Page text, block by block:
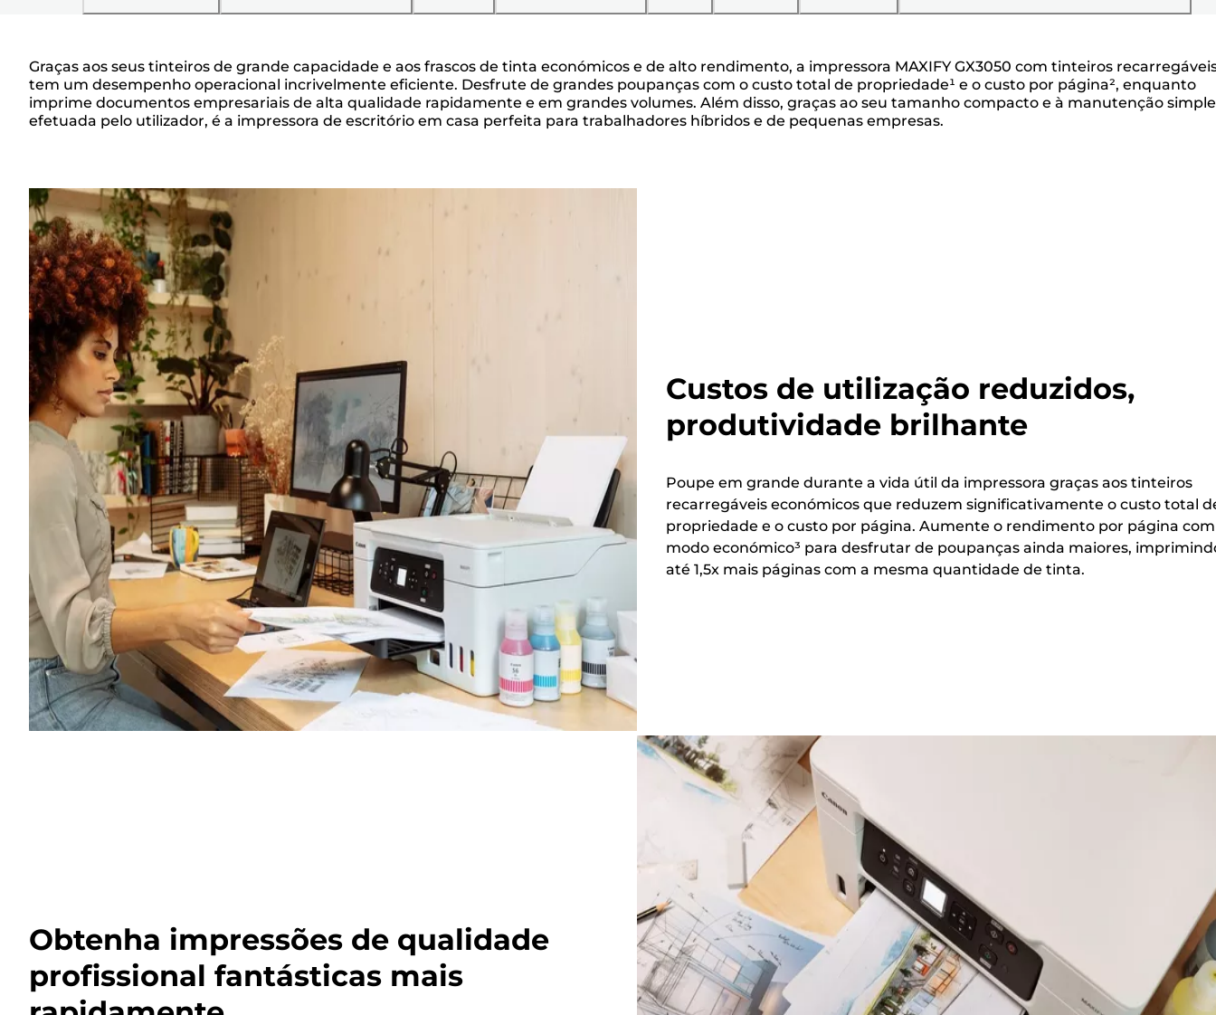
Descrição
Graças aos seus tinteiros de grande capacidade e aos frascos de tinta económicos e de alto rendimento, a impressora MAXIFY GX3050 com tinteiros
tem um desempenho operacional incrivelmente eficiente. Desfrute de grandes poupanças com o custo total de propriedade¹ e o custo por página², enquanto
imprime documentos empresariais de alta qualidade rapidamente e em grandes volumes. Além disso, graças ao seu tamanho compacto e à manutenção
efetuada pelo utilizador, é a impressora de escritório em casa perfeita para trabalhadores híbridos e de pequenas empresas.
Custos de utilização reduzidos,
produtividade brilhante
Poupe em grande durante a vida útil da impressora graças aos tinteiros
recarregáveis económicos que reduzem significativamente o custo total
propriedade e o custo por página. Aumente o rendimento por página
modo económico³ para desfrutar de poupanças ainda maiores,
até 1,5x mais páginas com a mesma quantidade de tinta.
Obtenha impressões de qualidade
profissional fantásticas mais